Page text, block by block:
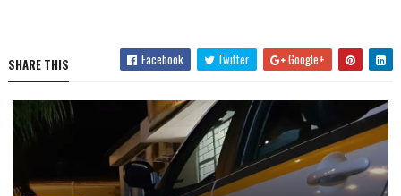
SHARE THIS Facebook Twitter Google+